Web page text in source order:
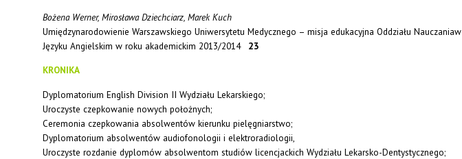
Bożena Werner, Mirosława Dziechciarz, Marek Kuch
Umiędzynarodowienie Warszawskiego Uniwersytetu Medycznego – misja edukacyjna Oddziału Nauczaniaw
Języku Angielskim w roku akademickim 2013/2014
23
KRONIKA
Dyplomatorium English Division II Wydziału Lekarskiego;
Uroczyste czepkowanie nowych położnych;
Ceremonia czepkowania absolwentów kierunku pielęgniarstwo;
Dyplomatorium absolwentów audiofonologii i elektroradiologii,
Uroczyste rozdanie dyplomów absolwentom studiów licencjackich Wydziału Lekarsko-Dentystycznego;